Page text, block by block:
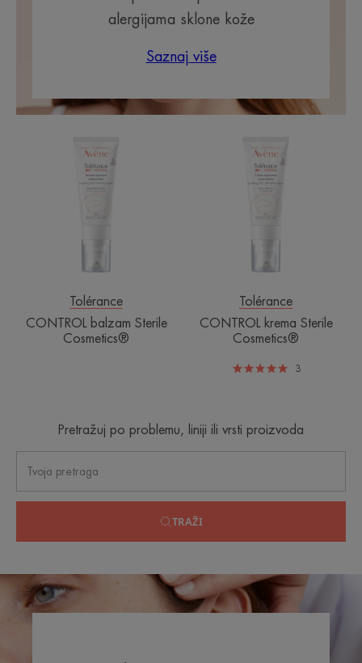
alergijama sklone kože
Saznaj više
balzam
Sterile
Cosmetics®
Tolérance
CONTROL balzam Sterile
Cosmetics®
krema
Sterile
Cosmetics®
Tolérance
CONTROL krema Sterile
Cosmetics®
3
Pretražuj po problemu, liniji ili vrsti proizvoda
TRAŽI